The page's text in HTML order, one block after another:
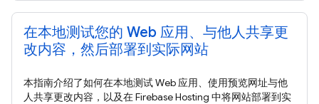
在本地测试您的 Web 应用、与他人共享更
改内容，然后部署到实际网站
本指南介绍了如何在本地测试 Web 应用、使用预览网址与他
人共享更改内容，以及在 Firebase Hosting 中将网站部署到实